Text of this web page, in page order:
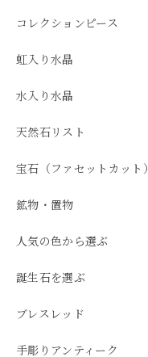
コレクションピース
虹入り水晶
水入り水晶
天然石リスト
宝石（ファセットカット）
鉱物・置物
人気の色から選ぶ
誕生石を選ぶ
ブレスレッド
手彫りアンティーク